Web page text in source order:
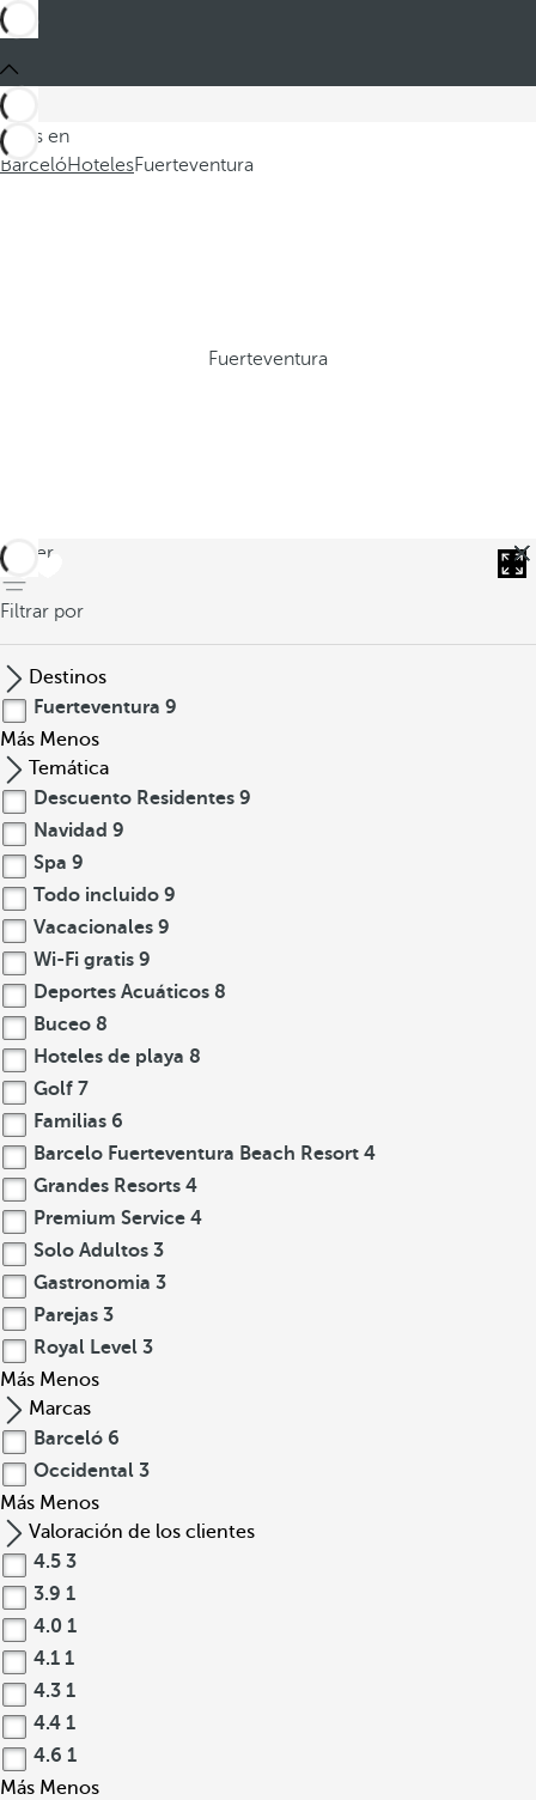
Estás en
BarcelóHotelesFuerteventura
Fuerteventura
volver
Filtrar por
Destinos
Fuerteventura 9
Más Menos
Temática
Descuento Residentes 9
Navidad 9
Spa 9
Todo incluido 9
Vacacionales 9
Wi-Fi gratis 9
Deportes Acuáticos 8
Buceo 8
Hoteles de playa 8
Golf 7
Familias 6
Barcelo Fuerteventura Beach Resort 4
Grandes Resorts 4
Premium Service 4
Solo Adultos 3
Gastronomia 3
Parejas 3
Royal Level 3
Más Menos
Marcas
Barceló 6
Occidental 3
Más Menos
Valoración de los clientes
4.5 3
3.9 1
4.0 1
4.1 1
4.3 1
4.4 1
4.6 1
Más Menos